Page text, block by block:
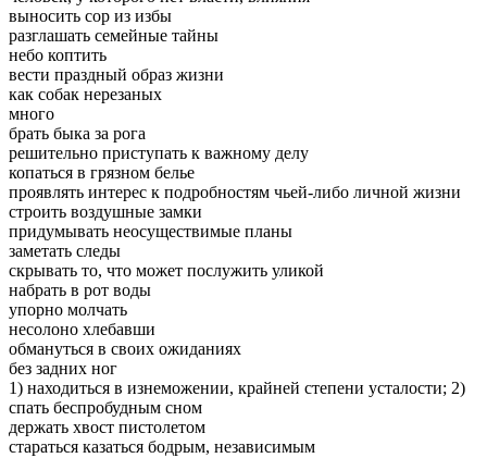
выносить сор из избы
разглашать семейные тайны
небо коптить
вести праздный образ жизни
как собак нерезаных
много
брать быка за рога
решительно приступать к важному делу
копаться в грязном белье
проявлять интерес к подробностям чьей-либо личной жизни
строить воздушные замки
придумывать неосуществимые планы
заметать следы
скрывать то, что может послужить уликой
набрать в рот воды
упорно молчать
несолоно хлебавши
обмануться в своих ожиданиях
без задних ног
1) находиться в изнеможении, крайней степени усталости; 2)
спать беспробудным сном
держать хвост пистолетом
стараться казаться бодрым, независимым